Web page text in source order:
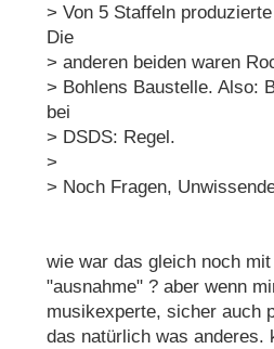
> Von 5 Staffeln
Die
> anderen beiden waren
> Bohlens Baustelle. Also:
bei
> DSDS: Regel.
>
> Noch Fragen,
wie war das gleich noch
"ausnahme" ? aber wenn
musikexperte, sicher auch
das natürlich was anderes.